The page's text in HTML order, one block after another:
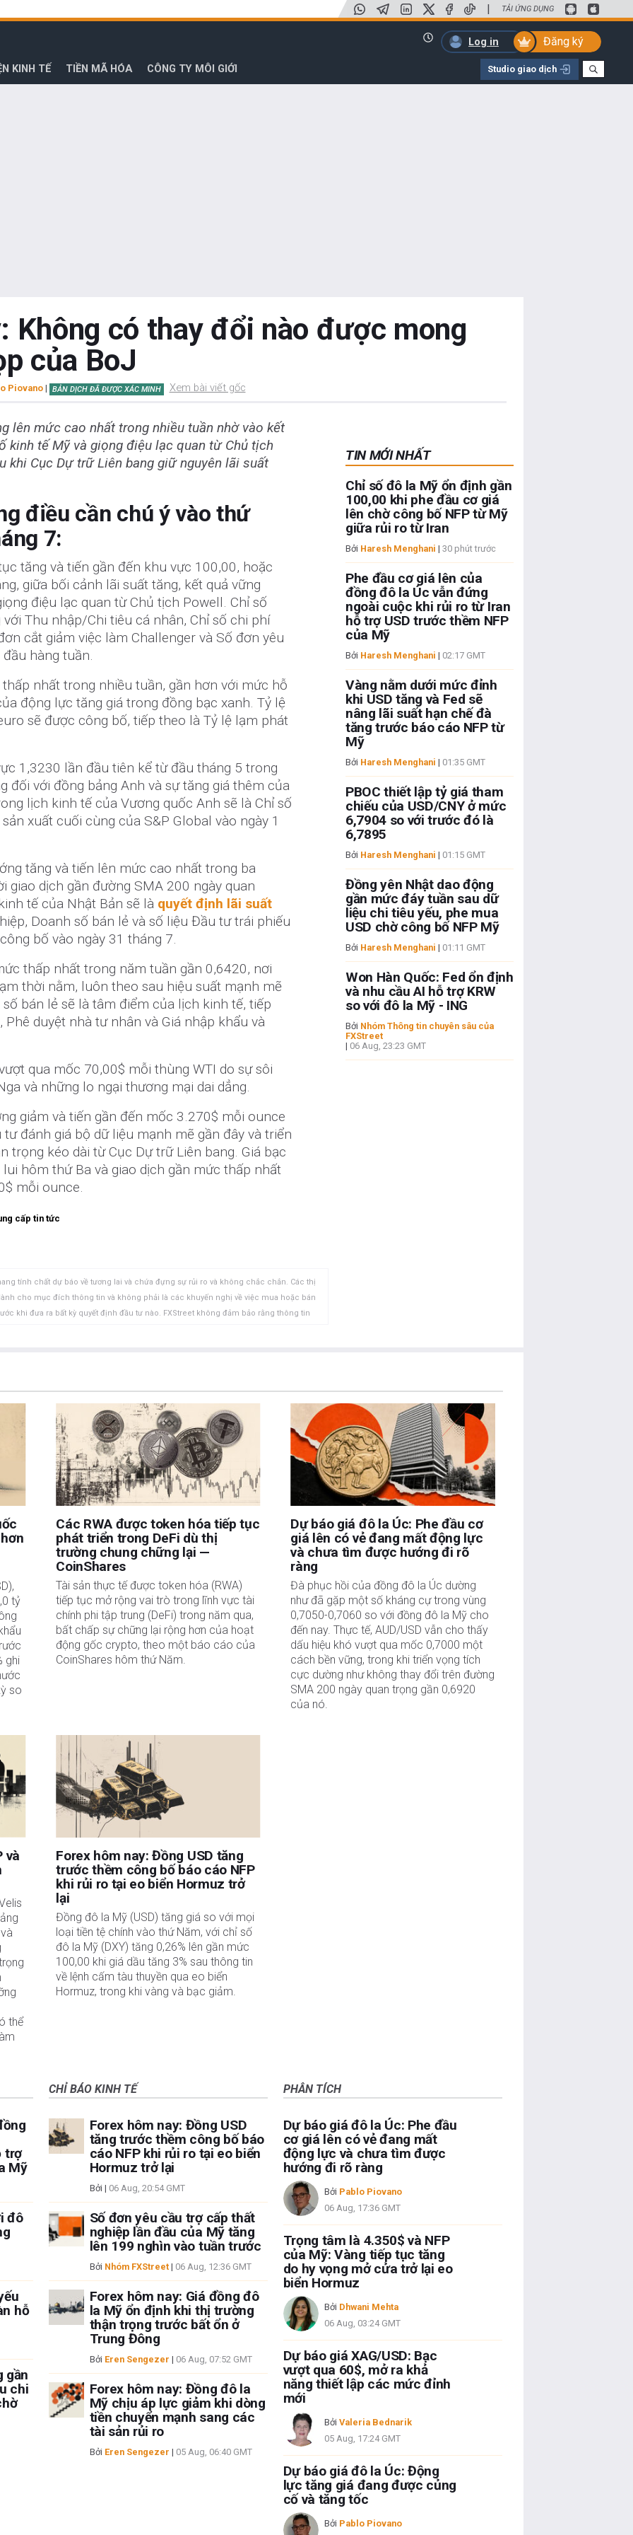
| TẢI ỨNG DỤNG
Log in
Đăng ký
KINH TẾ TIỀN MÃ HÓA CÔNG TY MÔI GIỚI Studio giao dịch
Không có thay đổi nào được mong
của BoJ
Piovano| BẢN DỊCH ĐÃ ĐƯỢC XÁC MINH Xem bài viết gốc
lên mức cao nhất trong nhiều tuần nhờ vào kết
kinh tế Mỹ và giọng điệu lạc quan từ Chủ tịch
khi Cục Dự trữ Liên bang giữ nguyên lãi suất
điều cần chú ý vào thứ
7:
tăng và tiến gần đến khu vực 100,00, hoặc
giữa bối cảnh lãi suất tăng, kết quả vững
điệu lạc quan từ Chủ tịch Powell. Chỉ số
Thu nhập/Chi tiêu cá nhân, Chỉ số chi phí
cắt giảm việc làm Challenger và Số đơn yêu
hàng tuần.
nhất trong nhiều tuần, gần hơn với mức hỗ
động lực tăng giá trong đồng bạc xanh. Tỷ lệ
sẽ được công bố, tiếp theo là Tỷ lệ lạm phát
1,3230 lần đầu tiên kể từ đầu tháng 5 trong
đối với đồng bảng Anh và sự tăng giá thêm của
lịch kinh tế của Vương quốc Anh sẽ là Chỉ số
xuất cuối cùng của S&P Global vào ngày 1
tăng và tiến lên mức cao nhất trong ba
giao dịch gần đường SMA 200 ngày quan
tế của Nhật Bản sẽ là quyết định lãi suất
Doanh số bán lẻ và số liệu Đầu tư trái phiếu
bố vào ngày 31 tháng 7.
thấp nhất trong năm tuần gần 0,6420, nơi
thời nằm, luôn theo sau hiệu suất mạnh mẽ
bán lẻ sẽ là tâm điểm của lịch kinh tế, tiếp
Phê duyệt nhà tư nhân và Giá nhập khẩu và
qua mốc 70,00$ mỗi thùng WTI do sự sôi
và những lo ngại thương mại dai dẳng.
giảm và tiến gần đến mốc 3.270$ mỗi ounce
đánh giá bộ dữ liệu mạnh mẽ gần đây và triển
trọng kéo dài từ Cục Dự trữ Liên bang. Giá bạc
hôm thứ Ba và giao dịch gần mức thấp nhất
mỗi ounce.
cấp tin tức
tính chất dự báo về tương lai và chứa đựng sự rủi ro và không chắc chắn. Các thị
cho mục đích thông tin và không phải là các khuyến nghị về việc mua hoặc bán
khi đưa ra bất kỳ quyết định đầu tư nào. FXStreet không đảm bảo rằng thông tin
các tác giả và không nhất thiết phản ánh chính sách hoặc quan điểm chính thức
Tác giả sẽ không chịu trách nhiệm về thông tin được tìm thấy ở cuối các liên kết
tại thời điểm viết bài, tác giả không nắm giữ vị thế nào đối với bất kỳ cổ phiếu
hệ kinh doanh với bất kỳ công ty nào được đề cập. Tác giả không nhận được tiền
cá nhân hóa. Tác giả không cam đoan về tính chính xác, đầy đủ hoặc phù hợp
trách nhiệm về bất kỳ sai sót, thiếu sót hoặc bất kỳ tổn thất, thương tích hoặc thiệt
sử dụng thông tin này. Ngoại trừ các lỗi và thiếu sót.
đã đăng ký và không có nội dung nào trong bài viết này nhằm mục đích tư vấn đầu
TIN MỚI NHẤT
Chỉ số đô la Mỹ ổn định gần
100,00 khi phe đầu cơ giá
lên chờ công bố NFP từ Mỹ
giữa rủi ro từ Iran
Bởi Haresh Menghani | 30 phút trước
Phe đầu cơ giá lên của
đồng đô la Úc vẫn đứng
ngoài cuộc khi rủi ro từ Iran
hỗ trợ USD trước thềm NFP
của Mỹ
Bởi Haresh Menghani | 02:17 GMT
Vàng nằm dưới mức đỉnh
khi USD tăng và Fed sẽ
nâng lãi suất hạn chế đà
tăng trước báo cáo NFP từ
Mỹ
Bởi Haresh Menghani | 01:35 GMT
PBOC thiết lập tỷ giá tham
chiếu của USD/CNY ở mức
6,7904 so với trước đó là
6,7895
Bởi Haresh Menghani | 01:15 GMT
Đồng yên Nhật dao động
gần mức đáy tuần sau dữ
liệu chi tiêu yếu, phe mua
USD chờ công bố NFP Mỹ
Bởi Haresh Menghani | 01:11 GMT
Won Hàn Quốc: Fed ổn định
và nhu cầu AI hỗ trợ KRW
so với đô la Mỹ - ING
Bởi Nhóm Thông tin chuyên sâu của
FXStreet
| 06 Aug, 23:23 GMT
tỷ
ghi
so
Các RWA được token hóa tiếp tục
phát triển trong DeFi dù thị
trường chung chững lại —
CoinShares
Tài sản thực tế được token hóa (RWA)
tiếp tục mở rộng vai trò trong lĩnh vực tài
chính phi tập trung (DeFi) trong năm qua,
bất chấp sự chững lại rộng hơn của hoạt
động gốc crypto, theo một báo cáo của
CoinShares hôm thứ Năm.
Dự báo giá đô la Úc: Phe đầu cơ
giá lên có vẻ đang mất động lực
và chưa tìm được hướng đi rõ
ràng
Đà phục hồi của đồng đô la Úc dường
như đã gặp một số kháng cự trong vùng
0,7050-0,7060 so với đồng đô la Mỹ cho
đến nay. Thực tế, AUD/USD vẫn cho thấy
dấu hiệu khó vượt qua mốc 0,7000 một
cách bền vững, trong khi triển vọng tích
cực dường như không thay đổi trên đường
SMA 200 ngày quan trọng gần 0,6920
của nó.
và
thể
Forex hôm nay: Đồng USD tăng
trước thềm công bố báo cáo NFP
khi rủi ro tại eo biển Hormuz trở
lại
Đồng đô la Mỹ (USD) tăng giá so với mọi
loại tiền tệ chính vào thứ Năm, với chỉ số
đô la Mỹ (DXY) tăng 0,26% lên gần mức
100,00 khi giá dầu tăng 3% sau thông tin
về lệnh cấm tàu ​​thuyền qua eo biển
Hormuz, trong khi vàng và bạc giảm.
trợ
Mỹ
đô
hỗ
gần
chi
CHỈ BÁO KINH TẾ
Forex hôm nay: Đồng USD
tăng trước thềm công bố báo
cáo NFP khi rủi ro tại eo biển
Hormuz trở lại
Bởi | 06 Aug, 20:54 GMT
Số đơn yêu cầu trợ cấp thất
nghiệp lần đầu của Mỹ tăng
lên 199 nghìn vào tuần trước
Bởi Nhóm FXStreet| 06 Aug, 12:36 GMT
Forex hôm nay: Giá đồng đô
la Mỹ ổn định khi thị trường
thận trọng trước bất ổn ở
Trung Đông
Bởi Eren Sengezer | 06 Aug, 07:52 GMT
Forex hôm nay: Đồng đô la
Mỹ chịu áp lực giảm khi dòng
tiền chuyển mạnh sang các
tài sản rủi ro
Bởi Eren Sengezer | 05 Aug, 06:40 GMT
PHÂN TÍCH
Dự báo giá đô la Úc: Phe đầu
cơ giá lên có vẻ đang mất
động lực và chưa tìm được
hướng đi rõ ràng
Bởi Pablo Piovano
06 Aug, 17:36 GMT
Trọng tâm là 4.350$ và NFP
của Mỹ: Vàng tiếp tục tăng
do hy vọng mở cửa trở lại eo
biển Hormuz
Bởi Dhwani Mehta
06 Aug, 03:24 GMT
Dự báo giá XAG/USD: Bạc
vượt qua 60$, mở ra khả
năng thiết lập các mức đỉnh
mới
Bởi Valeria Bednarik
05 Aug, 17:24 GMT
Dự báo giá đô la Úc: Động
lực tăng giá đang được củng
cố và tăng tốc
Bởi Pablo Piovano